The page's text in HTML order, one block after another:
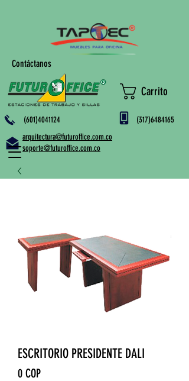
Contáctanos
Carrito
(601)4041124
(317)6484165
arquitectura@futuroffice.com.co
soporte@futuroffice.com.co
ESCRITORIO PRESIDENTE DALI
0 COPPrecio